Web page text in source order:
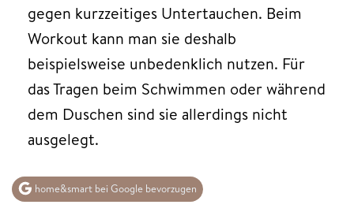
gegen kurzzeitiges Untertauchen. Beim
Workout kann man sie deshalb
beispielsweise unbedenklich nutzen. Für
das Tragen beim Schwimmen oder während
dem Duschen sind sie allerdings nicht
ausgelegt.
home&smart bei Google bevorzugen